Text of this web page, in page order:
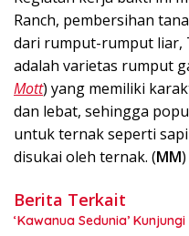
Ranch, pembersihan
dari rumput-rumput liar,
adalah varietas rumput
Mott) yang memiliki
dan lebat, sehingga
untuk ternak seperti
disukai oleh ternak. (MM)
Berita Terkait
‘Kawanua Sedunia’